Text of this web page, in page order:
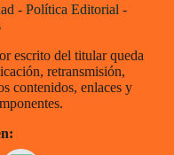
- Política Editorial -
escrito del titular queda
retransmisión,
contenidos, enlaces y